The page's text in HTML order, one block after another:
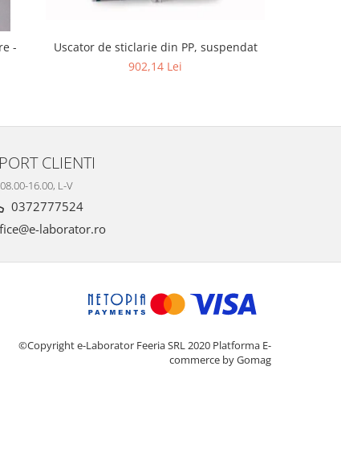
-
Uscator de sticlarie din PP, suspendat
902,14 Lei
CLIENTI
08.00-16.00, L-V
0372777524
laborator.ro
©Copyright e-Laborator Feeria SRL 2020 Platforma E-
commerce by Gomag